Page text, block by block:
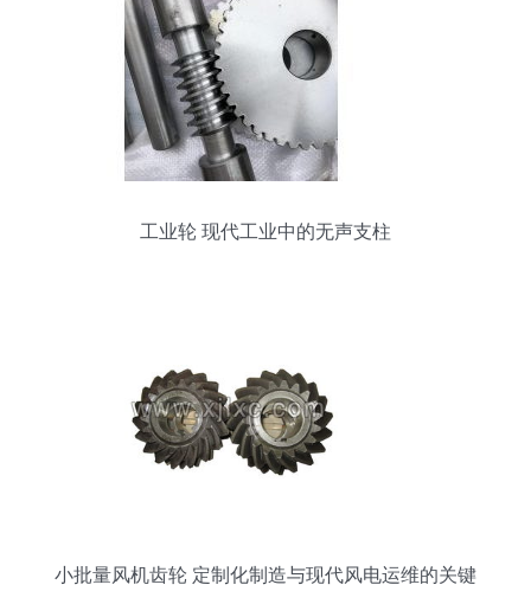
工业轮 现代工业中的无声支柱
小批量风机齿轮 定制化制造与现代风电运维的关键